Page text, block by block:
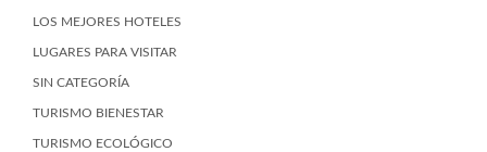
LOS MEJORES HOTELES
LUGARES PARA VISITAR
SIN CATEGORÍA
TURISMO BIENESTAR
TURISMO ECOLÓGICO